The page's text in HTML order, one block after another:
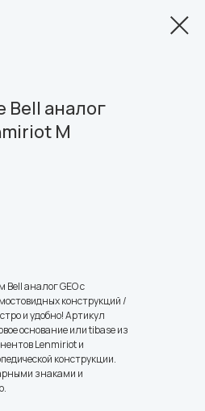
Bell аналог
M
аналог GEO с
конструкций /
и удобно! Артикул
основание или tibase из
Lenmiriot и
конструкции.
знаками и